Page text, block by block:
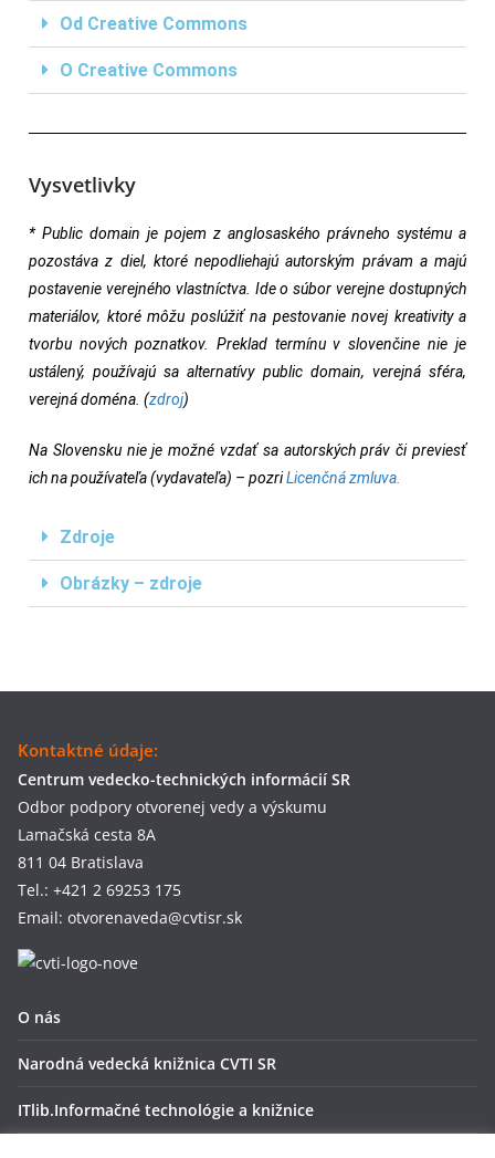
Od Creative Commons
O Creative Commons
Vysvetlivky
* Public domain je pojem z anglosaského právneho systému a
pozostáva z diel, ktoré nepodliehajú autorským právam a majú
postavenie verejného vlastníctva. Ide o súbor verejne dostupných
materiálov, ktoré môžu poslúžiť na pestovanie novej kreativity a
tvorbu nových poznatkov. Preklad termínu v slovenčine nie je
ustálený, používajú sa alternatívy public domain, verejná sféra,
verejná doména. (zdroj)
Na Slovensku nie je možné vzdať sa autorských práv či previesť
ich na používateľa (vydavateľa) – pozriLicenčná zmluva.
Zdroje
Obrázky – zdroje
Kontaktné údaje:
Centrum vedecko-technických informácií SR
Odbor podpory otvorenej vedy a výskumu
Lamačská cesta 8A
811 04 Bratislava
Tel.: +421 2 69253 175
Email: otvorenaveda@cvtisr.sk
O nás
Narodná vedecká knižnica CVTI SR
ITlib.Informačné technológie a knižnice